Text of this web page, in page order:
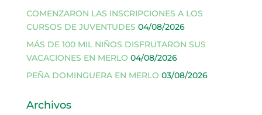
COMENZARON LAS INSCRIPCIONES A LOS
CURSOS DE JUVENTUDES 04/08/2026
MÁS DE 100 MIL NIÑOS DISFRUTARON SUS
VACACIONES EN MERLO 04/08/2026
PEÑA DOMINGUERA EN MERLO 03/08/2026
Archivos